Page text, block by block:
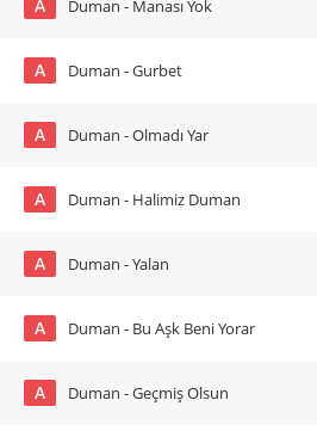
A Duman - Manası Yok
A Duman - Gurbet
A Duman - Olmadı Yar
A Duman - Halimiz Duman
A Duman - Yalan
A Duman - Bu Aşk Beni Yorar
A Duman - Geçmiş Olsun